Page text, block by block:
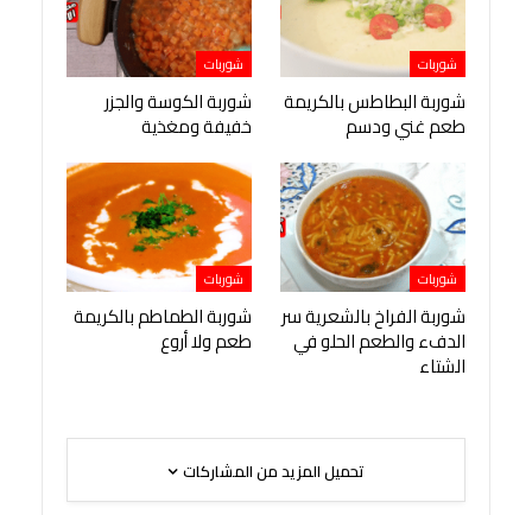
شوربات
شوربة البطاطس بالكريمة
طعم غني ودسم
شوربات
شوربة الكوسة والجزر
خفيفة ومغذية
شوربات
شوربة الفراخ بالشعرية سر
الدفء والطعم الحلو في
الشتاء
شوربات
شوربة الطماطم بالكريمة
طعم ولا أروع
تحميل المزيد من المشاركات